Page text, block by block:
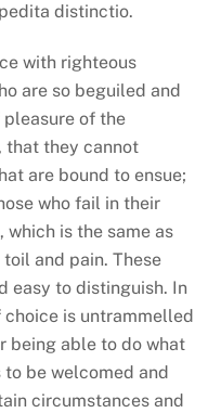
distinctio.
with righteous
are so beguiled and
of the
that they cannot
are bound to ensue;
who fail in their
is the same as
and pain. These
easy to distinguish. In
choice is untrammelled
being able to do what
be welcomed and
circumstances and